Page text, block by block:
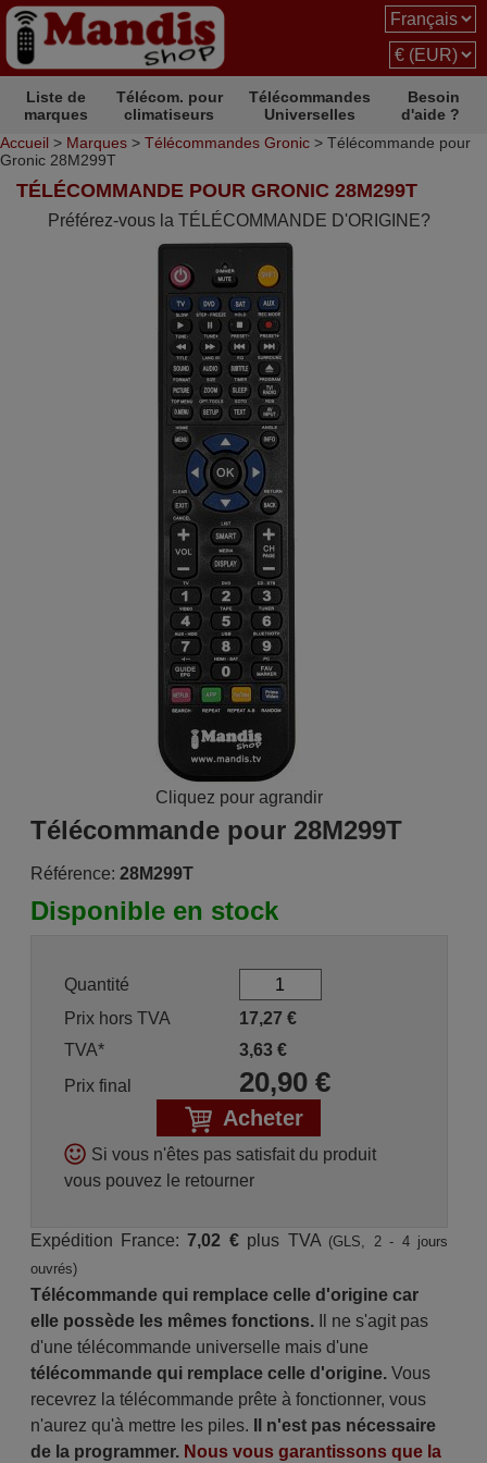
Liste de
marques
Télécom. pour
climatiseurs
Télécommandes
Universelles
Besoin
d'aide ?
Accueil > Marques > Télécommandes Gronic > Télécommande pour
Gronic 28M299T
TÉLÉCOMMANDE POUR GRONIC 28M299T
Préférez-vous la TÉLÉCOMMANDE D'ORIGINE?
Cliquez pour agrandir
Télécommande pour 28M299T
Référence: 28M299T
Disponible en stock
Quantité
Prix hors TVA
17,27 €
TVA*
3,63€
Prix final
20,90€
Acheter
Si vous n'êtes pas satisfait du produit
vous pouvez le retourner
Expédition France:7,02 €plus TVA (GLS, 2 - 4 jours
ouvrés)
Télécommande qui remplace celle d'origine car
elle possède les mêmes fonctions.Il ne s'agit pas
d'une télécommande universelle mais d'une
télécommande qui remplace celle d'origine.Vous
recevrez la télécommande prête à fonctionner, vous
n'aurez qu'à mettre les piles.
Il n'est pas nécessaire
de la programmer. Nous vous garantissons que la